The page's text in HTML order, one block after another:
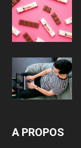
A PROPOS